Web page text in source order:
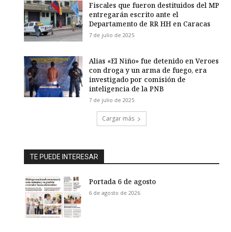
Fiscales que fueron destituidos del MP
entregarán escrito ante el
Departamento de RR HH en Caracas
7 de julio de 2025
Alias «El Niño» fue detenido en Veroes
con droga y un arma de fuego, era
investigado por comisión de
inteligencia de la PNB
7 de julio de 2025
Cargar más
TE PUEDE INTERESAR
Portada 6 de agosto
6 de agosto de 2026